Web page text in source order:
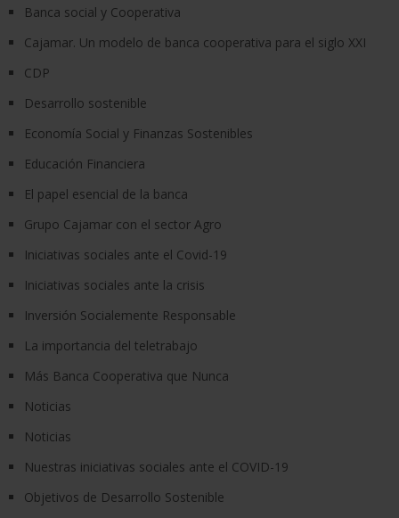
Banca social y Cooperativa
Cajamar. Un modelo de banca cooperativa para el siglo XXI
CDP
Desarrollo sostenible
Economía Social y Finanzas Sostenibles
Educación Financiera
El papel esencial de la banca
Grupo Cajamar con el sector Agro
Iniciativas sociales ante el Covid-19
Iniciativas sociales ante la crisis
Inversión Socialemente Responsable
La importancia del teletrabajo
Más Banca Cooperativa que Nunca
Noticias
Noticias
Nuestras iniciativas sociales ante el COVID-19
Objetivos de Desarrollo Sostenible